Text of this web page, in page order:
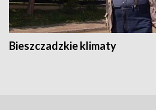
Bieszczadzkie klimaty